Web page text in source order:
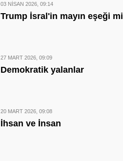
03 NISAN 2026, 09:14
Trump İsral'in mayın eşeği
27 MART 2026, 09:09
Demokratik yalanlar
20 MART 2026, 09:08
İhsan ve İnsan